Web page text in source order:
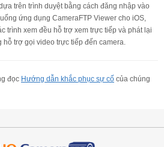
trên trình duyệt bằng cách đăng nhập vào
ứng dụng CameraFTP Viewer cho iOS,
trình xem đều hỗ trợ xem trực tiếp và phát lại
trợ gọi video trực tiếp đến camera.
đọc Hướng dẫn khắc phục sự cố của chúng